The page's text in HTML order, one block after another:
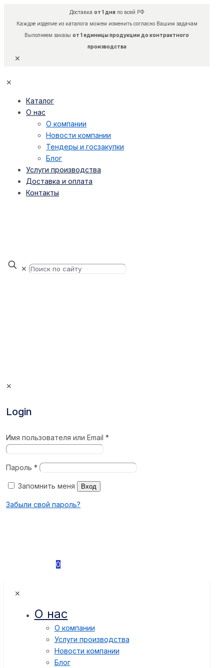
Доставка от 1 дняпо всей РФ
Каждое изделие из каталога можем изменить согласно Вашим задачам
Выполняем заказы от 1 единицы продукции до контрактного
производства
✕
✕
Каталог
О нас
О компании
Новости компании
Тендеры и госзакупки
Блог
Услуги производства
Доставка и оплата
Контакты
✕
✕
Login
Имя пользователя или Email*
Пароль*
Запомнить меня Вход
Забыли свой пароль?
0
✕
О нас
О компании
Услуги производства
Новости компании
Блог